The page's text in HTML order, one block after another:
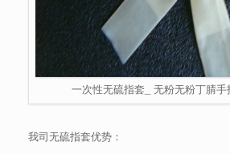
一次性无硫指套_ 无粉无粉丁腈
我司无硫指套优势：